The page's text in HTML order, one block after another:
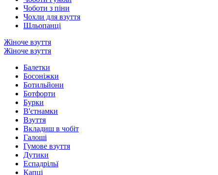
Чоботи з піни
Чохли для взуття
Шльопанці
Жіноче взуття
Жіноче взуття
Балетки
Босоніжки
Ботильйони
Ботфорти
Бурки
В'єтнамки
Взуття
Вкладиш в чобіт
Галоші
Гумове взуття
Дутики
Еспадрільї
Капці